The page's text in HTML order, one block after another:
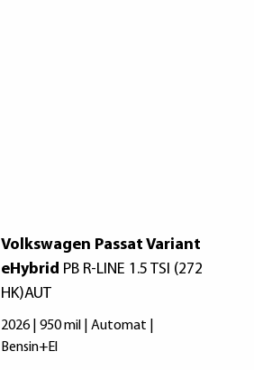
Volkswagen Passat Variant
eHybrid PB R-LINE 1.5 TSI (272
HK)AUT
2026 | 950 mil | Automat |
Bensin+El